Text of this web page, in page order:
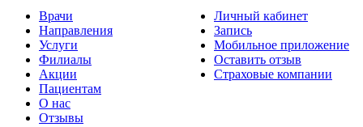
Врачи
Направления
Услуги
Филиалы
Акции
Пациентам
О нас
Отзывы
Личный кабинет
Запись
Мобильное приложение
Оставить отзыв
Страховые компании